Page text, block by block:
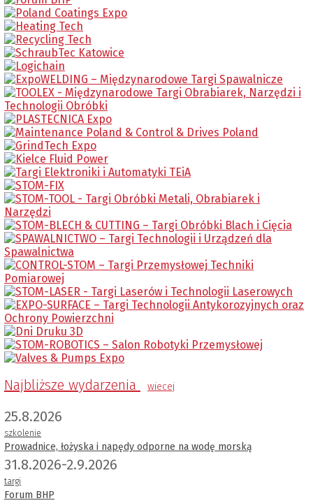
Najbliższe wydarzenia wiecej
25.8.2026
szkolenie
Prowadnice, łożyska i napędy odporne na wodę morską
31.8.2026-2.9.2026
targi
Forum BHP